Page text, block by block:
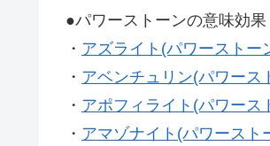
●パワーストーンの意味効果
・ アズライト(パワーストー
・ アベンチュリン(パワース
・ アポフィライト(パワース
・ アマゾナイト(パワースト